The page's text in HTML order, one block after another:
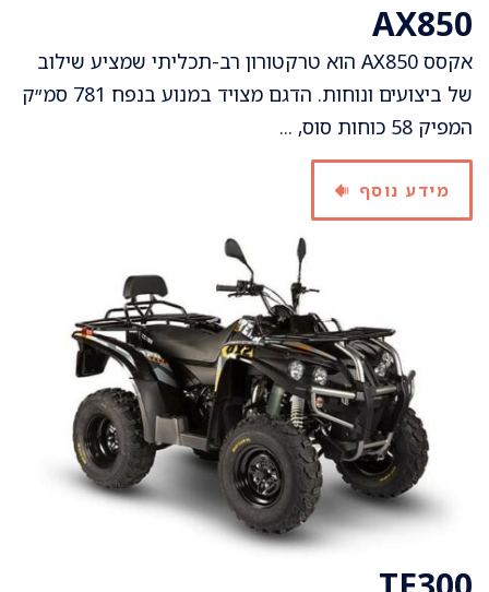
AX850
אקסס AX850 הוא טרקטורון רב-תכליתי שמציע שילוב
של ביצועים ונוחות. הדגם מצויד במנוע בנפח 781 סמ״ק
המפיק 58 כוחות סוס, ...
מידע נוסף